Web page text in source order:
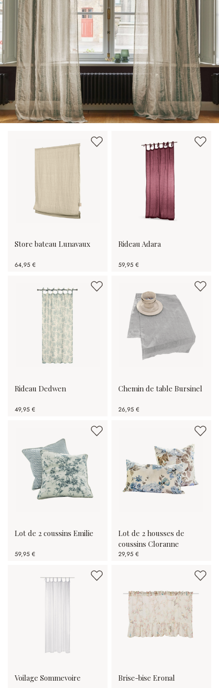
Store bateau Lunavaux
64,95 €
Rideau Adara
59,95 €
Rideau Dedwen
49,95 €
Chemin de table Bursinel
26,95 €
Lot de 2 coussins Emilie
59,95 €
Lot de 2 housses de
coussins Cloranne
29,95 €
Voilage Sommevoire Brise-bise Eronal